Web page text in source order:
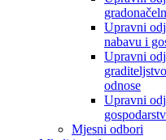
Upravni
nabavu i
Upravni
odnose
Upravni
Mjesni odbori